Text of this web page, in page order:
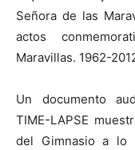
Señora de las
actos
Maravillas. 1962-
Un documento
TIME-LAPSE
del Gimnasio a lo